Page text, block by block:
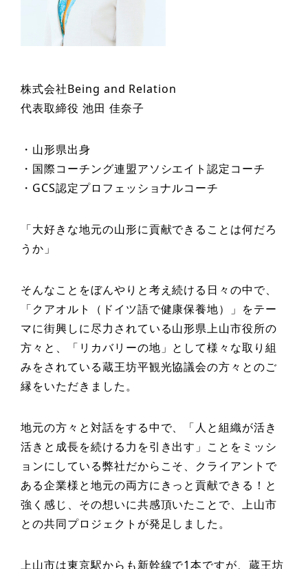
株式会社Being and Relation
代表取締役 池田 佳奈子
・山形県出身
・国際コーチング連盟アソシエイト認定コーチ
・GCS認定プロフェッショナルコーチ
「大好きな地元の山形に貢献できることは何だろ
うか」
そんなことをぼんやりと考え続ける日々の中で、
「クアオルト（ドイツ語で健康保養地）」をテー
マに街興しに尽力されている山形県上山市役所の
方々と、「リカバリーの地」として様々な取り組
みをされている蔵王坊平観光協議会の方々とのご
縁をいただきました。
地元の方々と対話をする中で、「人と組織が活き
活きと成長を続ける力を引き出す」ことをミッシ
ョンにしている弊社だからこそ、クライアントで
ある企業様と地元の両方にきっと貢献できる！と
強く感じ、その想いに共感頂いたことで、上山市
との共同プロジェクトが発足しました。
上山市は東京駅からも新幹線で1本ですが、蔵王坊